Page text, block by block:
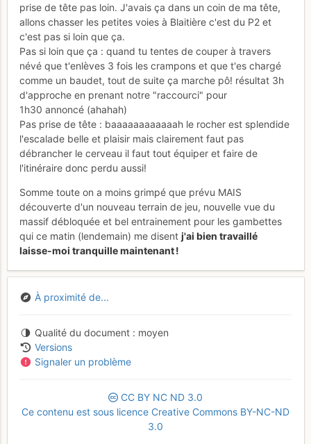
prise de tête pas loin. J'avais ça dans un coin de ma tête,
allons chasser les petites voies à Blaitière c'est du P2 et
c'est pas si loin que ça.
Pas si loin que ça : quand tu tentes de couper à travers
névé que t'enlèves 3 fois les crampons et que t'es chargé
comme un baudet, tout de suite ça marche pô! résultat 3h
d'approche en prenant notre "raccourci" pour
1h30 annoncé (ahahah)
Pas prise de tête : baaaaaaaaaaaah le rocher est splendide
l'escalade belle et plaisir mais clairement faut pas
débrancher le cerveau il faut tout équiper et faire de
l'itinéraire donc perdu aussi!
Somme toute on a moins grimpé que prévu MAIS
découverte d'un nouveau terrain de jeu, nouvelle vue du
massif débloquée et bel entrainement pour les gambettes
qui ce matin (lendemain) me disent j'ai bien travaillé
laisse-moi tranquille maintenant !
À proximité de...
Qualité du document
moyen
Versions
Signaler un problème
CC BY NC ND 3.0
Ce contenu est sous licence Creative Commons BY-NC-ND
3.0